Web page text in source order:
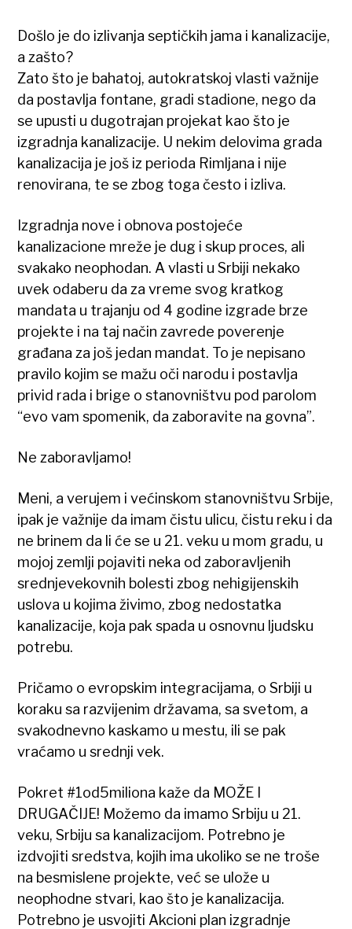
Došlo je do izlivanja septičkih jama i kanalizacije,
a zašto?
Zato što je bahatoj, autokratskoj vlasti važnije
da postavlja fontane, gradi stadione, nego da
se upusti u dugotrajan projekat kao što je
izgradnja kanalizacije. U nekim delovima grada
kanalizacija je još iz perioda Rimljana i nije
renovirana, te se zbog toga često i izliva.
Izgradnja nove i obnova postojeće
kanalizacione mreže je dug i skup proces, ali
svakako neophodan. A vlasti u Srbiji nekako
uvek odaberu da za vreme svog kratkog
mandata u trajanju od 4 godine izgrade brze
projekte i na taj način zavrede poverenje
građana za još jedan mandat. To je nepisano
pravilo kojim se mažu oči narodu i postavlja
privid rada i brige o stanovništvu pod parolom
“evo vam spomenik, da zaboravite na govna”.
Ne zaboravljamo!
Meni, a verujem i većinskom stanovništvu Srbije,
ipak je važnije da imam čistu ulicu, čistu reku i da
ne brinem da li će se u 21. veku u mom gradu, u
mojoj zemlji pojaviti neka od zaboravljenih
srednjevekovnih bolesti zbog nehigijenskih
uslova u kojima živimo, zbog nedostatka
kanalizacije, koja pak spada u osnovnu ljudsku
potrebu.
Pričamo o evropskim integracijama, o Srbiji u
koraku sa razvijenim državama, sa svetom, a
svakodnevno kaskamo u mestu, ili se pak
vraćamo u srednji vek.
Pokret #1od5miliona kaže da MOŽE I
DRUGAČIJE! Možemo da imamo Srbiju u 21.
veku, Srbiju sa kanalizacijom. Potrebno je
izdvojiti sredstva, kojih ima ukoliko se ne troše
na besmislene projekte, već se ulože u
neophodne stvari, kao što je kanalizacija.
Potrebno je usvojiti Akcioni plan izgradnje